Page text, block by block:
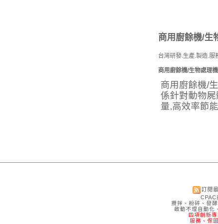
商用廚餘機/生
台灣研發.生產.製造.服
商用廚餘機/生物處理機
商用廚餘機/
係針對動物
量,高效率節
訂閱
CPAC
攪拌、粉碎、發
啟動不理自動化
四項創新
服務、保